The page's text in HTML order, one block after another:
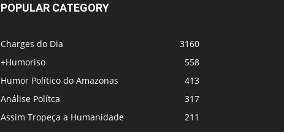
POPULAR CATEGORY
Charges do Dia
3160
+Humoriso
558
Humor Político do Amazonas
413
Análise Polítca
317
Assim Tropeça a Humanidade
211